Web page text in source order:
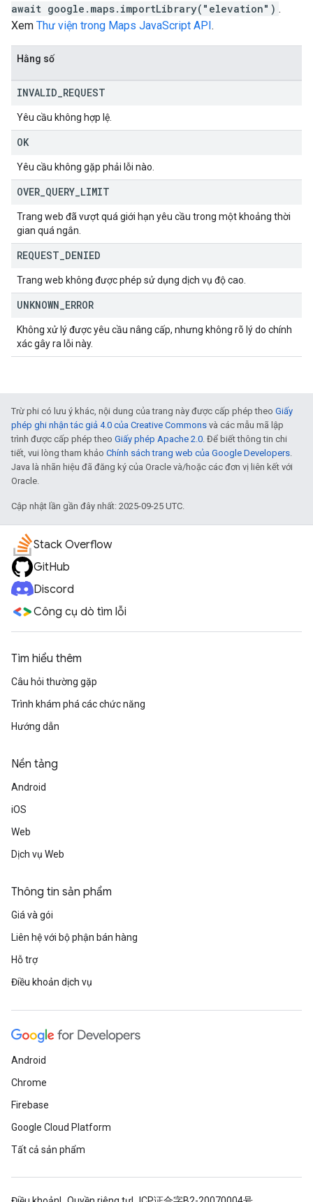
await google.maps.importLibrary("elevation") .
Xem Thư viện trong Maps JavaScript API .
Hằng số
INVALID REQUEST
Yêu cầu không hợp lệ.
OK
Yêu cầu không gặp phải lỗi nào.
OVER QUERY LIMIT
Trang web đã vượt quá giới hạn yêu cầu trong một khoảng thời
gian quá ngắn.
REQUEST DENIED
Trang web không được phép sử dụng dịch vụ độ cao.
UNKNOWN ERROR
Không xử lý được yêu cầu nâng cấp, nhưng không rõ lý do chính
xác gây ra lỗi này.
Trừ phi có lưu ý khác, nội dung của trang này được cấp phép theo Giấy
phép ghi nhận tác giả 4.0 của Creative Commons và các mẫu mã lập
trình được cấp phép theo Giấy phép Apache 2.0. Để biết thông tin chi
tiết, vui lòng tham khảo Chính sách trang web của Google Developers.
Java là nhãn hiệu đã đăng ký của Oracle và/hoặc các đơn vị liên kết với
Oracle.
Cập nhật lần gần đây nhất: 2025-09-25 UTC.
Stack Overflow
GitHub
Discord
Công cụ dò tìm lỗi
Tìm hiểu thêm
Câu hỏi thường gặp
Trình khám phá các chức năng
Hướng dẫn
Nền tảng
Android
iOS
Web
Dịch vụ Web
Thông tin sản phẩm
Giá và gói
Liên hệ với bộ phận bán hàng
Hỗ trợ
Điều khoản dịch vụ
Android
Chrome
Firebase
Google Cloud Platform
Tất cả sản phẩm